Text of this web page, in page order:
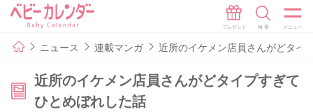
ニュース 連載マンガ 近所のイケメン店員さんがどタイ
近所のイケメン店員さんがどタイプすぎて
ひとめぼれした話